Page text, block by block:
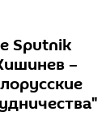
Sputnik
–